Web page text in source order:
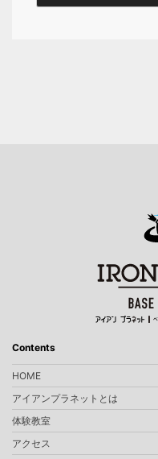
Contents
HOME
アイアンプラネットとは
体験教室
アクセス